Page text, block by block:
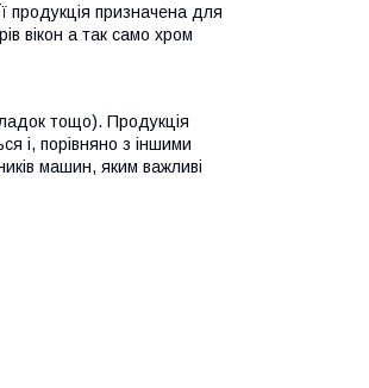
продукція призначена для
вікон а так само хром
тощо). Продукція
і, порівняно з іншими
машин, яким важливі